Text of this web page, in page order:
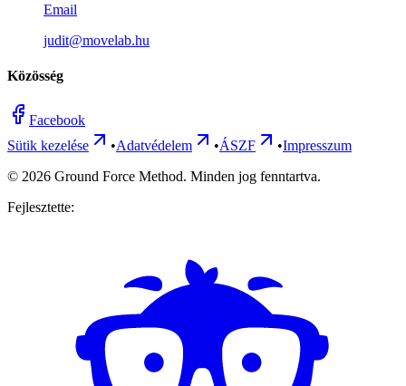
Email
judit@movelab.hu
Közösség
Facebook
Sütik kezelése
•Adatvédelem •ÁSZF •Impresszum
© 2026 Ground Force Method. Minden jog fenntartva.
Fejlesztette: